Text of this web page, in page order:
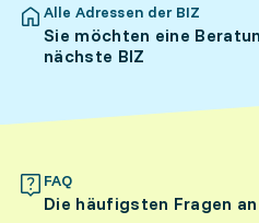
Alle Adressen der BIZ
Sie möchten eine
nächste BIZ
FAQ
Die häufigsten Fragen